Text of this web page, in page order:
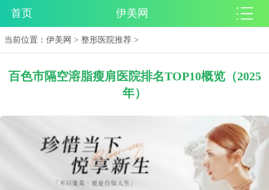
首页 伊美网
当前位置：伊美网 >整形医院推荐 >
百色市隔空溶脂瘦肩医院排名TOP10概览（2025
年）